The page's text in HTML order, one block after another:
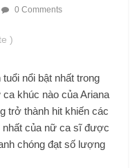
0 Comments
)
nổi bật nhất trong
ca khúc nào của Ariana
trở thành hit khiến các
nhất của nữ ca sĩ được
chóng đạt số lượng